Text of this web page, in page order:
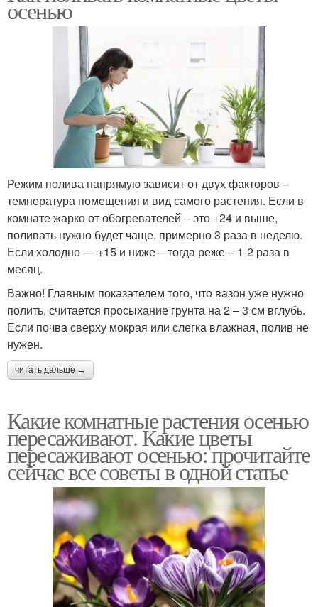
осенью
Режим полива напрямую зависит от двух факторов –
температура помещения и вид самого растения. Если в
комнате жарко от обогревателей – это +24 и выше,
поливать нужно будет чаще, примерно 3 раза в неделю.
Если холодно — +15 и ниже – тогда реже – 1-2 раза в
месяц.
Важно! Главным показателем того, что вазон уже нужно
полить, считается просыхание грунта на 2 – 3 см вглубь.
Если почва сверху мокрая или слегка влажная, полив не
нужен.
читать дальше →
Какие комнатные растения осенью
пересаживают. Какие цветы
пересаживают осенью: прочитайте
сейчас все советы в одной статье